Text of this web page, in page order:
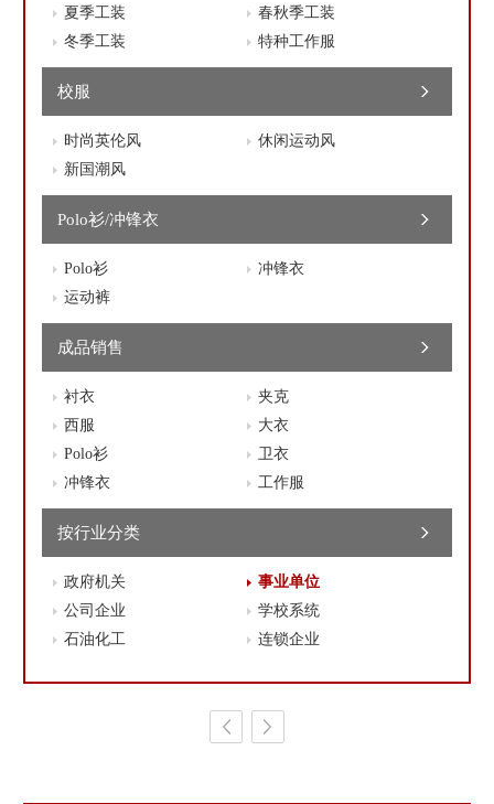
夏季工装
春秋季工装
冬季工装
特种工作服
校服
时尚英伦风
休闲运动风
新国潮风
Polo衫/冲锋衣
Polo衫
冲锋衣
运动裤
成品销售
衬衣
夹克
西服
大衣
Polo衫
卫衣
冲锋衣
工作服
按行业分类
政府机关
事业单位
公司企业
学校系统
石油化工
连锁企业